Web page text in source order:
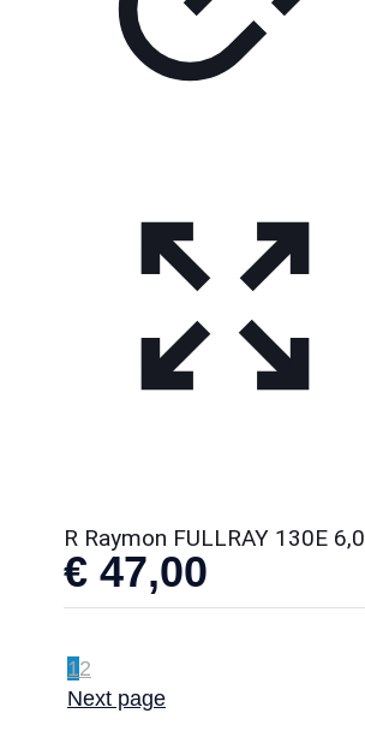
R Raymon FULLRAY 130E 6,0
€ 47,00
12
Next page